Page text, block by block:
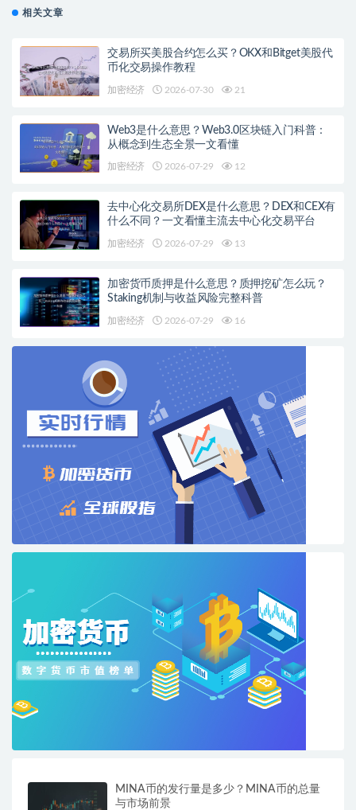
相关文章
交易所买美股合约怎么买？OKX和Bitget美股代
币化交易操作教程
加密经济 2026-07-30 21
Web3是什么意思？Web3.0区块链入门科普：
从概念到生态全景一文看懂
加密经济 2026-07-29 12
去中心化交易所DEX是什么意思？DEX和CEX有
什么不同？一文看懂主流去中心化交易平台
加密经济 2026-07-29 13
加密货币质押是什么意思？质押挖矿怎么玩？
Staking机制与收益风险完整科普
加密经济 2026-07-29 16
MINA币的发行量是多少？MINA币的总量
与市场前景